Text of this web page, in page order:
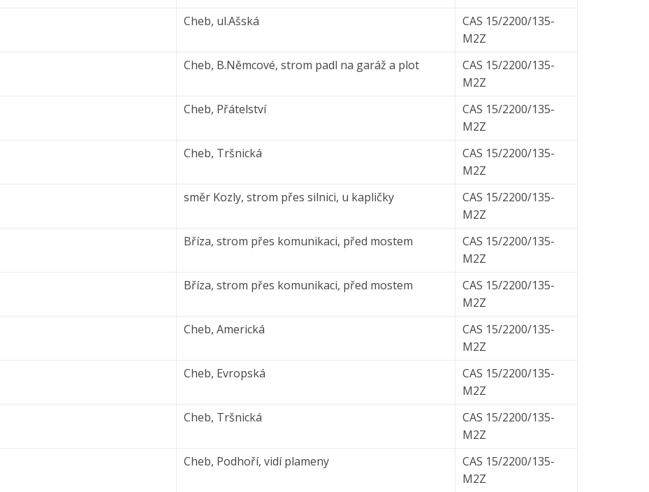
Cheb, ul.Ašská
CAS 15/2200/135-
M2Z
Cheb, B.Němcové, strom padl na garáž a plot
CAS 15/2200/135-
M2Z
Cheb, Přátelství
CAS 15/2200/135-
M2Z
Cheb, Tršnická
CAS 15/2200/135-
M2Z
směr Kozly, strom přes silnici, u kapličky
CAS 15/2200/135-
M2Z
Bříza, strom přes komunikaci, před mostem
CAS 15/2200/135-
M2Z
Bříza, strom přes komunikaci, před mostem
CAS 15/2200/135-
M2Z
Cheb, Americká
CAS 15/2200/135-
M2Z
Cheb, Evropská
CAS 15/2200/135-
M2Z
Cheb, Tršnická
CAS 15/2200/135-
M2Z
Cheb, Podhoří, vidí plameny
CAS 15/2200/135-
M2Z